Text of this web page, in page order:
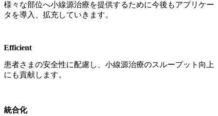
様々な部位へ小線源治療を提供するために今後もアプリケー
タを導入、拡充していきます。
Efficient
患者さまの安全性に配慮し、小線源治療のスループット向上
にも貢献します。
統合化